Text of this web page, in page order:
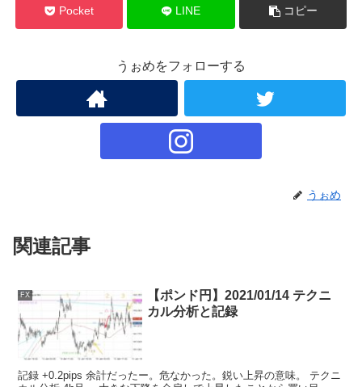
Pocket LINE コピー
うぉめをフォローする
うぉめ
関連記事
FX
【ポンド円】2021/01/14 テクニ
カル分析と記録
記録 +0.2pips 余計だったー。危なかった。鋭い上昇の意味。 テクニ